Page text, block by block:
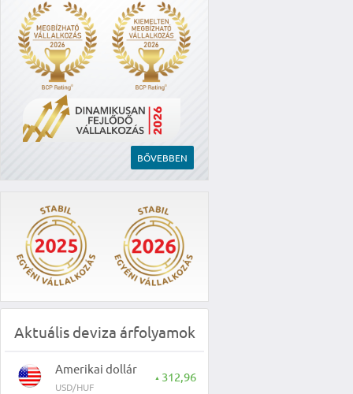
BŐVEBBEN
Aktuális deviza árfolyamok
Amerikai dollár
USD/HUF
▲ 312,96